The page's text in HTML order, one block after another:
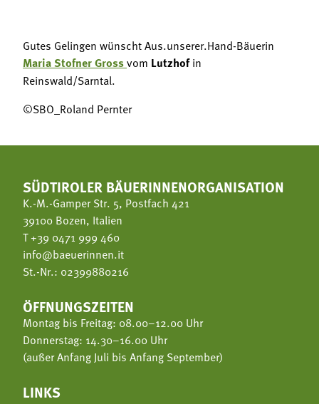
Gutes Gelingen wünscht Aus.unserer.Hand-Bäuerin
Maria Stofner Grossvom Lutzhofin
Reinswald/Sarntal.
©SBO_Roland Pernter
SÜDTIROLER BÄUERINNENORGANISATION
K.-M.-Gamper Str. 5, Postfach 421
39100 Bozen, Italien
T+39 0471 999 460
info@baeuerinnen.it
St.-Nr.: 02399880216
ÖFFNUNGSZEITEN
Montag bis Freitag: 08.00–12.00 Uhr
Donnerstag: 14.30–16.00 Uhr
(außer Anfang Juli bis Anfang September)
LINKS